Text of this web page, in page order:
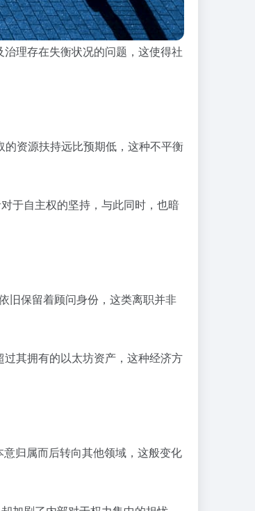
理存在失衡状况的问题，这使得社
资源扶持远比预期低，这种不平衡
于自主权的坚持，与此同时，也暗
旧保留着顾问身份，这类离职并非
其拥有的以太坊资产，这种经济方
意归属而后转向其他领域，这般变化